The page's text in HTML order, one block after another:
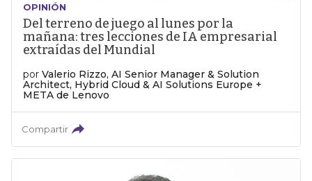
OPINIÓN
Del terreno de juego al lunes por la
mañana: tres lecciones de IA empresarial
extraídas del Mundial
por Valerio Rizzo, AI Senior Manager & Solution
Architect, Hybrid Cloud & AI Solutions Europe +
META de Lenovo
Compartir